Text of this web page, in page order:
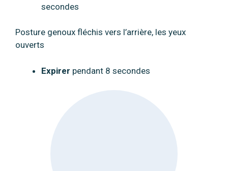
secondes
Posture genoux fléchis vers l’arrière, les yeux
ouverts
Expirer pendant 8 secondes